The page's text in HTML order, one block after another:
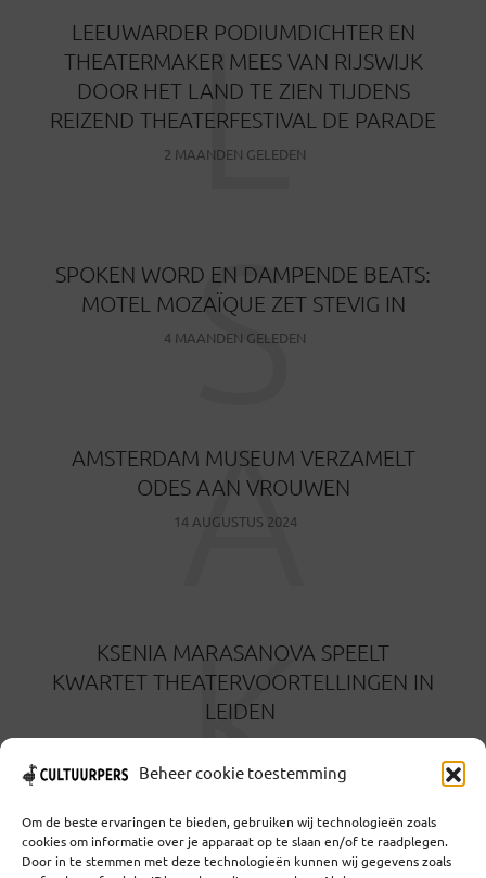
Beheer cookie toestemming
Om de beste ervaringen te bieden, gebruiken wij technologieën zoals
cookies om informatie over je apparaat op te slaan en/of te raadplegen.
Door in te stemmen met deze technologieën kunnen wij gegevens zoals
LEEUWARDER PODIUMDICHTER EN
THEATERMAKER MEES VAN RIJSWIJK
DOOR HET LAND TE ZIEN TIJDENS
REIZEND THEATERFESTIVAL DE PARADE
2 MAANDEN GELEDEN
L
SPOKEN WORD EN DAMPENDE BEATS:
MOTEL MOZAÏQUE ZET STEVIG IN
4 MAANDEN GELEDEN
S
AMSTERDAM MUSEUM VERZAMELT
ODES AAN VROUWEN
14 AUGUSTUS 2024
A
KSENIA MARASANOVA SPEELT
KWARTET THEATERVOORTELLINGEN IN
LEIDEN
K